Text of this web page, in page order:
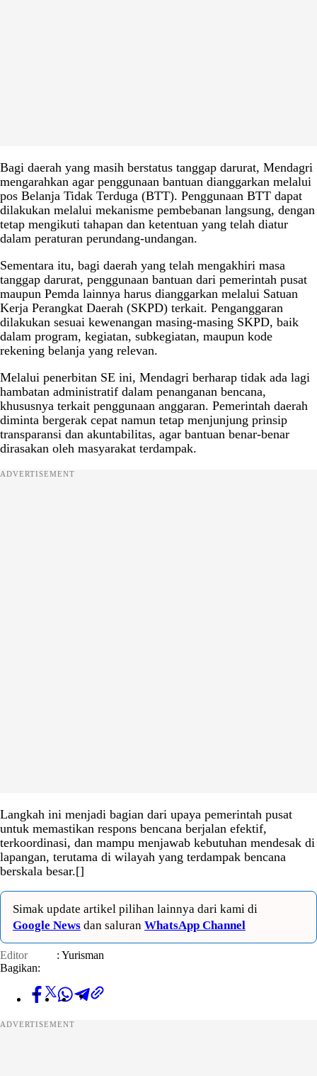
Bagi daerah yang masih berstatus tanggap darurat, Mendagri
mengarahkan agar penggunaan bantuan dianggarkan melalui
pos Belanja Tidak Terduga (BTT). Penggunaan BTT dapat
dilakukan melalui mekanisme pembebanan langsung, dengan
tetap mengikuti tahapan dan ketentuan yang telah diatur
dalam peraturan perundang-undangan.
Sementara itu, bagi daerah yang telah mengakhiri masa
tanggap darurat, penggunaan bantuan dari pemerintah pusat
maupun Pemda lainnya harus dianggarkan melalui Satuan
Kerja Perangkat Daerah (SKPD) terkait. Penganggaran
dilakukan sesuai kewenangan masing-masing SKPD, baik
dalam program, kegiatan, subkegiatan, maupun kode
rekening belanja yang relevan.
Melalui penerbitan SE ini, Mendagri berharap tidak ada lagi
hambatan administratif dalam penanganan bencana,
khususnya terkait penggunaan anggaran. Pemerintah daerah
diminta bergerak cepat namun tetap menjunjung prinsip
transparansi dan akuntabilitas, agar bantuan benar-benar
dirasakan oleh masyarakat terdampak.
ADVERTISEMENT
Langkah ini menjadi bagian dari upaya pemerintah pusat
untuk memastikan respons bencana berjalan efektif,
terkoordinasi, dan mampu menjawab kebutuhan mendesak di
lapangan, terutama di wilayah yang terdampak bencana
berskala besar.[]
Simak update artikel pilihan lainnya dari kami di
Google News dan saluran WhatsApp Channel
Editor
: Yurisman
Bagikan:
ADVERTISEMENT